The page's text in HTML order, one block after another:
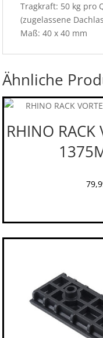
Tragkraft: 50 kg pro
(zugelassene
Maß: 40 x 40 mm
Ähnliche
RHINO RACK